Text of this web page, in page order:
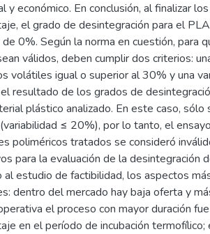
y económico. En conclusión, al finalizar
el grado de desintegración para el
0%. Según la norma en cuestión, para
válidos, deben cumplir dos criterios:
volátiles igual o superior al 30% y una
resultado de los grados de
plástico analizado. En este caso,
≤ 20%), por lo tanto, el
poliméricos tratados se consideró
para la evaluación de la desintegración
al estudio de factibilidad, los aspectos
dentro del mercado hay baja oferta y
el proceso con mayor duración
en el período de incubación